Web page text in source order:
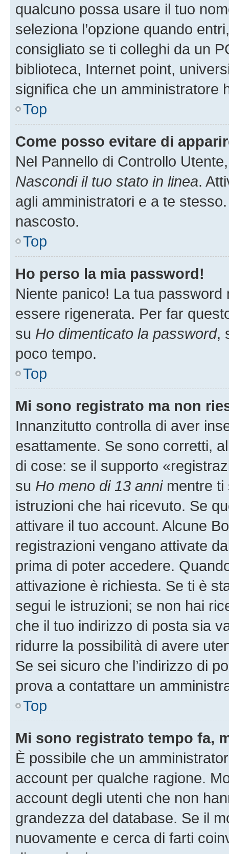
qualcuno possa usare il tuo
seleziona l’opzione quando
consigliato se ti colleghi da un
biblioteca, Internet point,
significa che un amministratore
Top
Come posso evitare di
Nel Pannello di Controllo
Nascondi il tuo stato in linea.
agli amministratori e a te
nascosto.
Top
Ho perso la mia password!
Niente panico! La tua
essere rigenerata. Per far
su Ho dimenticato la password,
poco tempo.
Top
Mi sono registrato ma non
Innanzitutto controlla di aver
esattamente. Se sono corretti,
di cose: se il supporto
su Ho meno di 13 annimentre ti
istruzioni che hai ricevuto. Se
attivare il tuo account. Alcune
registrazioni vengano attivate
prima di poter accedere.
attivazione è richiesta. Se ti è
segui le istruzioni; se non hai
che il tuo indirizzo di posta sia
ridurre la possibilità di avere
Se sei sicuro che l’indirizzo di
prova a contattare un
Top
Mi sono registrato tempo fa,
È possibile che un
account per qualche ragione.
account degli utenti che non
grandezza del database. Se il
nuovamente e cerca di farti